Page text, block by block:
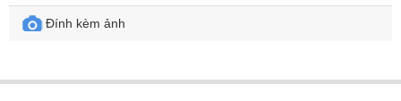
Đính kèm ảnh